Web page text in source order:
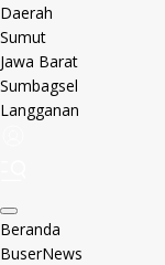
Daerah
Sumut
Jawa Barat
Sumbagsel
Langganan
Beranda
BuserNews